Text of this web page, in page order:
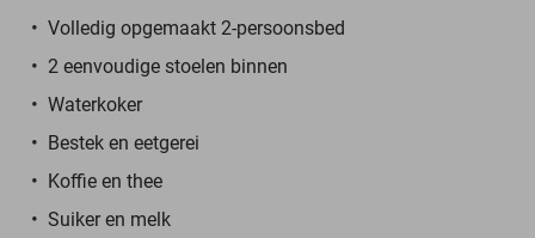
Volledig opgemaakt 2-persoonsbed
2 eenvoudige stoelen binnen
Waterkoker
Bestek en eetgerei
Koffie en thee
Suiker en melk